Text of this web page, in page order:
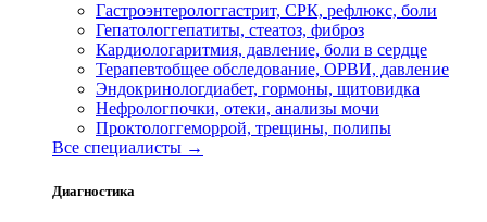
Гастроэнтерологгастрит, СРК, рефлюкс, боли
Гепатологгепатиты, стеатоз, фиброз
Кардиологаритмия, давление, боли в сердце
Терапевтобщее обследование, ОРВИ, давление
Эндокринологдиабет, гормоны, щитовидка
Нефрологпочки, отеки, анализы мочи
Проктологгеморрой, трещины, полипы
Все специалисты →
Диагностика